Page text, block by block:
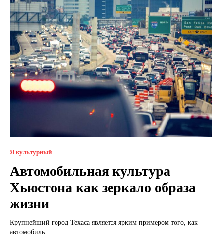
Я культурный
Автомобильная культура
Хьюстона как зеркало образа
жизни
Крупнейший город Техаса является ярким примером того, как
автомобиль...